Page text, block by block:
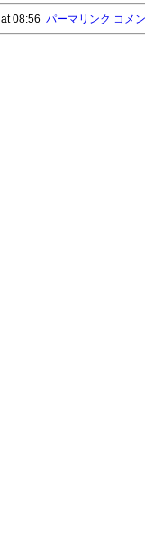
08:56 パーマリンク コメ